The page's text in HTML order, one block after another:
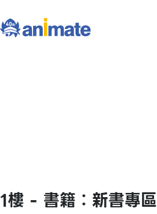
1樓 - 書籍：新書專區